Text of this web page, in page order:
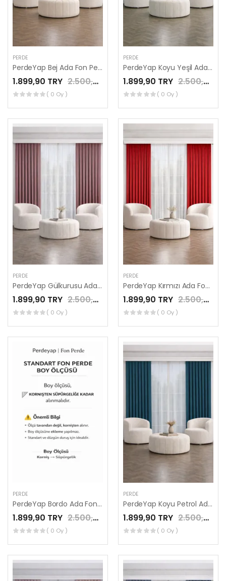
PERDE
PerdeYap Bej Ada Fon Perde Tek Kanat 1/3 Sık Pile
1.899,90 TRY 2.500,00 TRY
( 0 Oy )
PERDE
PerdeYap Koyu Yeşil Ada Fon Perde Tek Kanat 1/3 Sık Pile
1.899,90 TRY 2.500,00 TRY
( 0 Oy )
PERDE
PerdeYap Gülkurusu Ada Fon Perde Tek Kanat 1/3 Sık Pile
1.899,90 TRY 2.500,00 TRY
( 0 Oy )
PERDE
PerdeYap Kırmızı Ada Fon Perde Tek Kanat 1/3 Sık Pile
1.899,90 TRY 2.500,00 TRY
( 0 Oy )
PERDE
PerdeYap Bordo Ada Fon Perde Tek Kanat 1/3 Sık Pile
1.899,90 TRY 2.500,00 TRY
( 0 Oy )
PERDE
PerdeYap Koyu Petrol Ada Fon Perde Tek Kanat 1/3 Sık Pile
1.899,90 TRY 2.500,00 TRY
( 0 Oy )